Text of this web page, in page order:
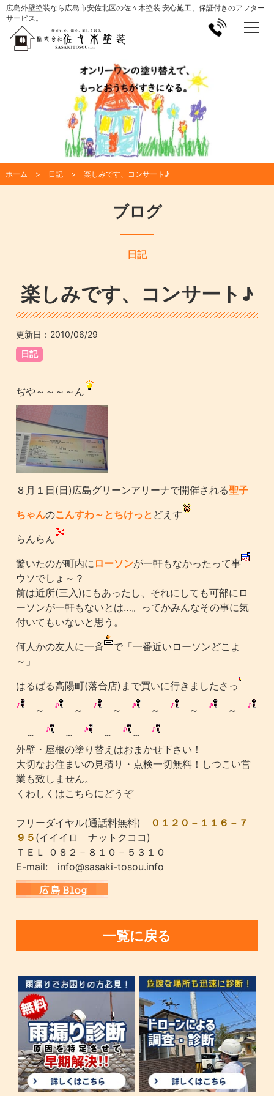
広島外壁塗装なら広島市安佐北区の佐々木塗装 安心施工、保証付きのアフター
サービス。
ホーム 日記 楽しみです、コンサート♪
ブログ
日記
楽しみです、コンサート♪
更新日： 2010/06/29
日記
ぢや～～～～ん
８月１日(日)広島グリーンアリーナで開催される聖子
ちゃんのこんすわ～とちけっと どえす
らんらん
驚いたのが町内に ローソンが一軒もなかったって事
ウソでしょ～？
前は近所(三入)にもあったし、それにしても可部にロ
ーソンが一軒もないとは…。ってかみんなその事に気
付いてもいないと思う。
何人かの友人に一斉
で「一番近いローソンどこよ
～」
はるばる高陽町(落合店)まで買いに行きましたさっ
～
～ ～ ～ ～
～
～
～ ～
～
外壁・屋根の塗り替えはおまかせ下さい！
大切なお住まいの見積り・点検一切無料！しつこい営
業も致しません。
くわしくはこちらにどうぞ
フリーダイヤル(通話料無料)
０１２０－１１６－７
９５ (イイイロ ナットクココ)
ＴＥＬ ０８２－８１０－５３１０
E-mail: info@sasaki-tosou.info
一覧に戻る